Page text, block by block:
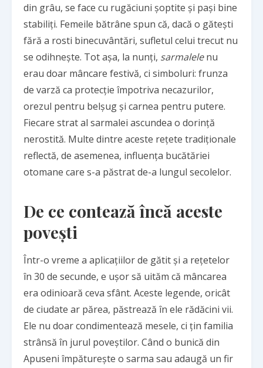
din grâu, se face cu rugăciuni șoptite și pași bine
stabiliți. Femeile bătrâne spun că, dacă o gătești
fără a rosti binecuvântări, sufletul celui trecut nu
se odihnește. Tot așa, la nunți, sarmalelenu
erau doar mâncare festivă, ci simboluri: frunza
de varză ca protecție împotriva necazurilor,
orezul pentru belșug și carnea pentru putere.
Fiecare strat al sarmalei ascundea o dorință
nerostită. Multe dintre aceste rețete tradiționale
reflectă, de asemenea, influența bucătăriei
otomane care s-a păstrat de-a lungul secolelor.
De ce contează încă aceste
povești
Într-o vreme a aplicațiilor de gătit și a rețetelor
în 30 de secunde, e ușor să uităm că mâncarea
era odinioară ceva sfânt. Aceste legende, oricât
de ciudate ar părea, păstrează în ele rădăcini vii.
Ele nu doar condimentează mesele, ci țin familia
strânsă în jurul poveștilor. Când o bunică din
Apuseni împăturește o sarma sau adaugă un fir